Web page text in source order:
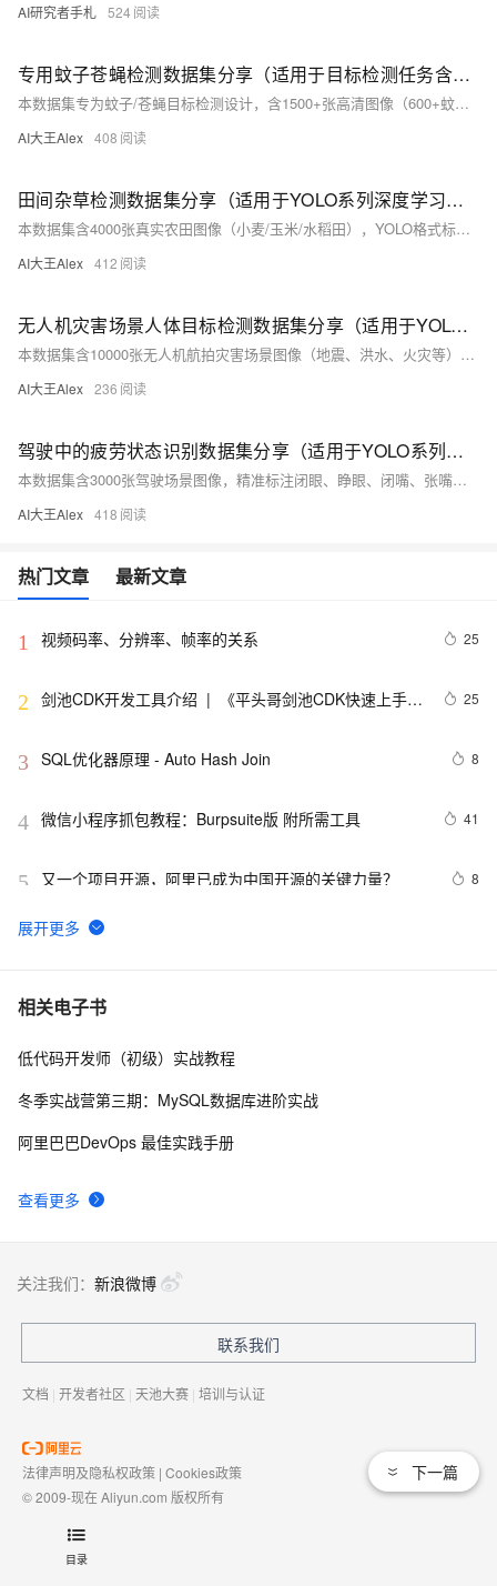
目录
AI研究者手札 524
专用蚊子苍蝇检测数据集分享（适用于目标检测任务含背景样本）
本数据集专为蚊子/苍蝇目标检测设计，含1500+张高清图像（600+蚊子、600+苍蝇、200+背景样本），全部采用YOLO标准格式标注，适配YOLOv8/v5/v7。含训练/验证集划分，支持小目标检测与强泛化，适用于智能灭蚊、疾控监测及AI教学。百度网盘免费下载（提取码：dcar）。
AI大王Alex 408
田间杂草检测数据集分享（适用于YOLO系列深度学习分类检测任务）
本数据集含4000张真实农田图像（小麦/玉米/水稻田），YOLO格式标注杂草目标，覆盖多天气、光照与视角，适用于YOLO系列等目标检测模型训练，助力智能除草与精准农业研究。（239字）
AI大王Alex 412
无人机灾害场景人体目标检测数据集分享（适用于YOLO系列深度学习分类检测任务）
本数据集含10000张无人机航拍灾害场景图像（地震、洪水、火灾等），精准标注人体目标，YOLO格式，适配YOLO系列及主流检测模型，助力救援中快速定位受困人员。百度网盘免费下载。
AI大王Alex 236
驾驶中的疲劳状态识别数据集分享（适用于YOLO系列深度学习分类检测任务）
本数据集含3000张驾驶场景图像，精准标注闭眼、睁眼、闭嘴、张嘴四类疲劳关键特征，采用YOLO格式，开箱即用。适用于YOLO系列等模型训练，助力智能驾驶疲劳检测研究与车载预警系统开发。（239字）
AI大王Alex 418
热门文章 最新文章
1 视频码率、分辨率、帧率的关系 25
2 剑池CDK开发工具介绍  |  《平头哥剑池CDK快速上手指
25
3 SQL优化器原理 - Auto Hash Join 8
4 微信小程序抓包教程：Burpsuite版 附所需工具 41
5 又一个项目开源，阿里已成为中国开源的关键力量？ 8
6 tailwindcss使用教程
7 我的博客即将入驻“云栖社区”，诚邀技术同仁一同入驻。
8 思科路由器的密码恢复
相关电子书
查看更多
低代码开发师（初级）实战教程
冬季实战营第三期：MySQL数据库进阶实战
阿里巴巴DevOps 最佳实践手册
下一篇
关注我们： 新浪微博
联系我们
文档 | 开发者社区 | 天池大赛 | 培训与认证
法律声明及隐私权政策 | Cookies政策
© 2009-现在 Aliyun.com 版权所有
域名注册服务机构许可：